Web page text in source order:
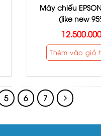
Máy chiếu
(like new
12.500.000
Thêm vào giỏ
5 6 7